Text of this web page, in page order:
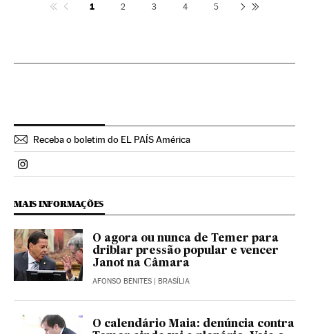
1 2 3 4 5
Receba o boletim do EL PAÍS América
Politica El País Brasil en Instagram
MAIS INFORMAÇÕES
O agora ou nunca de Temer para
driblar pressão popular e vencer
Janot na Câmara
AFONSO BENITES | BRASÍLIA
O calendário Maia: denúncia contra